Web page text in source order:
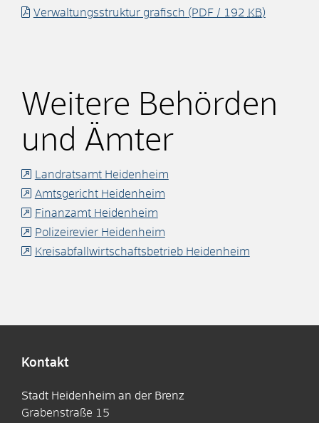
Verwaltungsstruktur grafisch (PDF / 192 KB)
Weitere Behörden
und Ämter
Landratsamt Heidenheim
Amtsgericht Heidenheim
Finanzamt Heidenheim
Polizeirevier Heidenheim
Kreisabfallwirtschaftsbetrieb Heidenheim
Kontakt
Stadt Heidenheim an der Brenz
Grabenstraße 15